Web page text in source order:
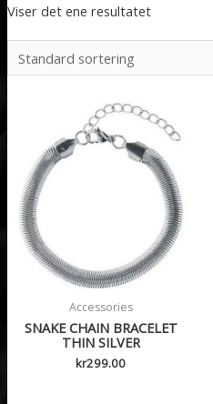
Viser det ene resultatet
Accessories
SNAKE CHAIN BRACELET
THIN SILVER
kr299.00